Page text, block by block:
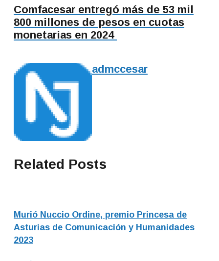
Comfacesar entregó más de 53 mil
800 millones de pesos en cuotas
monetarias en 2024
admccesar
Related Posts
Murió Nuccio Ordine, premio Princesa de
Asturias de Comunicación y Humanidades
2023